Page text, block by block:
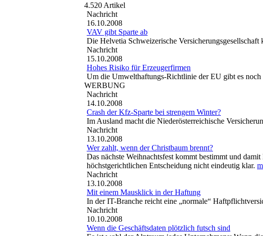
4.520 Artikel
Nachricht
16.10.2008
VAV gibt Sparte ab
Die Helvetia Schweizerische
Nachricht
15.10.2008
Hohes Risiko für Erzeugerfirmen
Um die Umwelthaftungs-Richtlinie der EU gibt es noch
WERBUNG
Nachricht
14.10.2008
Crash der Kfz-Sparte bei strengem Winter?
Im Ausland macht die Niederösterreichische
Nachricht
13.10.2008
Wer zahlt, wenn der Christbaum brennt?
Das nächste Weihnachtsfest kommt bestimmt und
höchstgerichtlichen Entscheidung nicht eindeutig klar.
Nachricht
13.10.2008
Mit einem Mausklick in der Haftung
In der IT-Branche reicht eine „normale“
Nachricht
10.10.2008
Wenn die Geschäftsdaten plötzlich futsch sind